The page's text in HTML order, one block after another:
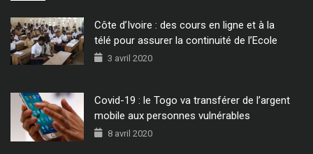
Côte d’Ivoire : des cours en ligne et à la
télé pour assurer la continuité de l’Ecole
3 avril 2020
Covid-19 : le Togo va transférer de l’argent
mobile aux personnes vulnérables
8 avril 2020